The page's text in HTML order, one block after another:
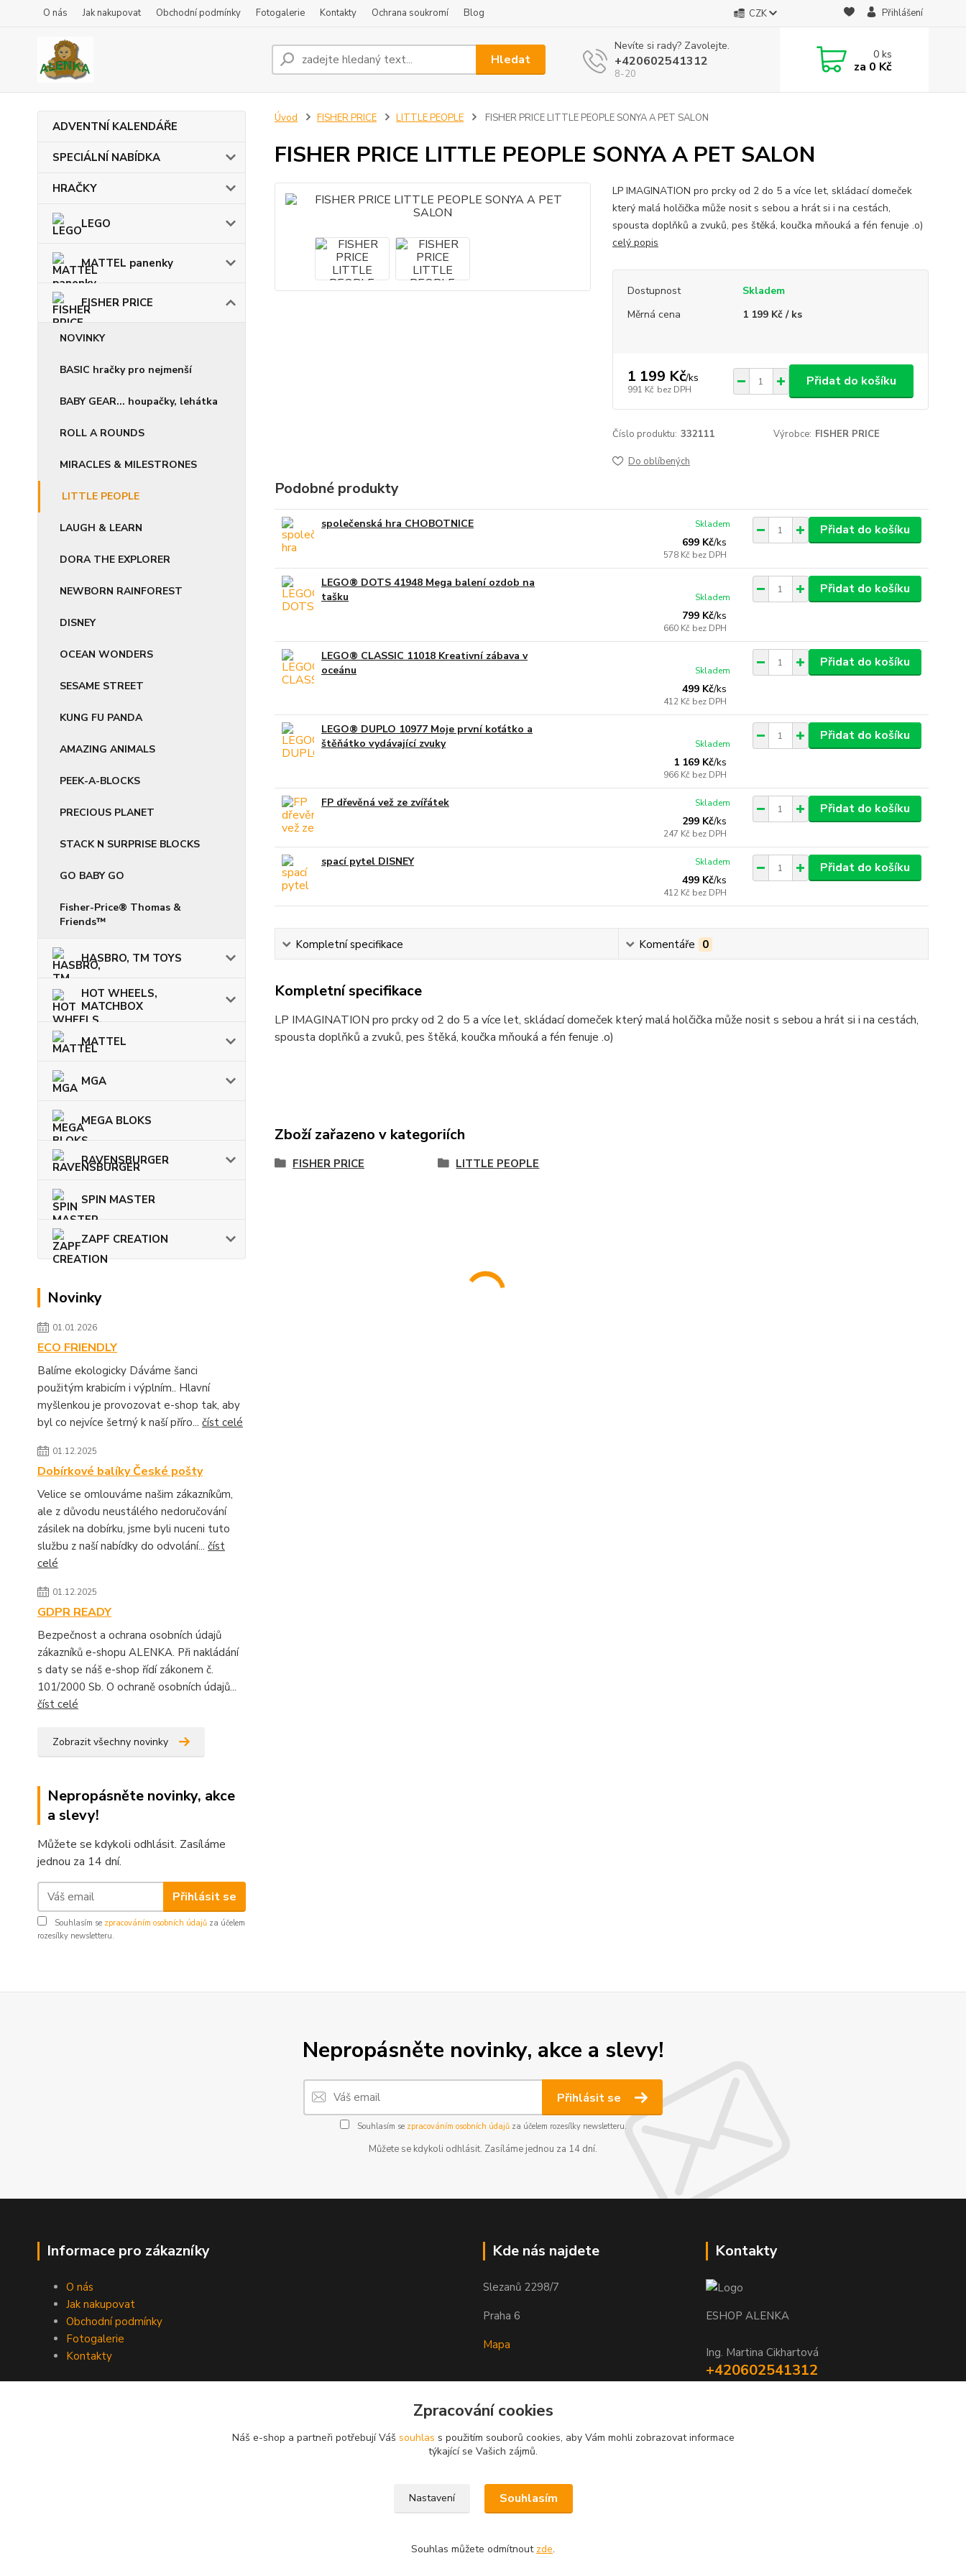
O nás Jak nakupovat Obchodní podmínky Fotogalerie Kontakty Ochrana soukromí Blog CZK Přihlášení
Hledat
Nevíte si rady? Zavolejte.
+420602541312
8-20
0ks
za 0 Kč
ADVENTNÍ KALENDÁŘE
SPECIÁLNÍ NABÍDKA
HRAČKY
LEGO
MATTEL panenky
FISHER PRICE
NOVINKY
BASIC hračky pro nejmenší
BABY GEAR... houpačky, lehátka
ROLL A ROUNDS
MIRACLES & MILESTRONES
LITTLE PEOPLE
LAUGH & LEARN
DORA THE EXPLORER
NEWBORN RAINFOREST
DISNEY
OCEAN WONDERS
SESAME STREET
KUNG FU PANDA
AMAZING ANIMALS
PEEK-A-BLOCKS
PRECIOUS PLANET
STACK N SURPRISE BLOCKS
GO BABY GO
Fisher-Price® Thomas &
Friends™
HASBRO, TM TOYS
HOT WHEELS,
MATCHBOX
MATTEL
MGA
MEGA BLOKS
RAVENSBURGER
SPIN MASTER
ZAPF CREATION
Novinky
01.01.2026
ECO FRIENDLY
Balíme ekologicky Dáváme šanci
použitým krabicím i výplním.. Hlavní
myšlenkou je provozovat e-shop tak, aby
byl co nejvíce šetrný k naší příro... číst celé
01.12.2025
Dobírkové balíky České pošty
Velice se omlouváme našim zákazníkům,
ale z důvodu neustálého nedoručování
zásilek na dobírku, jsme byli nuceni tuto
službu z naší nabídky do odvolání... číst
celé
01.12.2025
GDPR READY
Bezpečnost a ochrana osobních údajů
zákazníků e-shopu ALENKA. Při nakládání
s daty se náš e-shop řídí zákonem č.
101/2000 Sb. O ochraně osobních údajů...
číst celé
Zobrazit všechny novinky
Nepropásněte novinky, akce
a slevy!
Můžete se kdykoli odhlásit. Zasíláme
jednou za 14 dní.
Přihlásit se
Souhlasím se zpracováním osobních údajů za účelem
rozesílky newsletteru.
Úvod FISHER PRICE LITTLE PEOPLE FISHER PRICE LITTLE PEOPLE SONYA A PET SALON
FISHER PRICE LITTLE PEOPLE SONYA A PET SALON
LP IMAGINATION pro prcky od 2 do 5 a více let, skládací domeček
který malá holčička může nosit s sebou a hrát si i na cestách,
spousta doplňků a zvuků, pes štěká, koučka mňouká a fén fenuje .o)
celý popis
Dostupnost
Skladem
Měrná cena
1 199 Kč / ks
1 199 Kč/ks
991 Kč bez DPH
Přidat do košíku
Číslo produktu: 332111 Výrobce: FISHER PRICE
Do oblíbených
Podobné produkty
společenská hra CHOBOTNICE
699 Kč/ks
578 Kč bez DPH
Skladem Přidat do košíku
LEGO® DOTS 41948 Mega balení ozdob na
tašku
799 Kč/ks
660 Kč bez DPH
Skladem
Přidat do košíku
LEGO® CLASSIC 11018 Kreativní zábava v
oceánu
499 Kč/ks
412 Kč bez DPH
Skladem
Přidat do košíku
LEGO® DUPLO 10977 Moje první koťátko a
štěňátko vydávající zvuky
1 169 Kč/ks
966 Kč bez DPH
Skladem
Přidat do košíku
FP dřevěná vež ze zvířátek
299 Kč/ks
247 Kč bez DPH
Skladem Přidat do košíku
spací pytel DISNEY
499 Kč/ks
412 Kč bez DPH
Skladem Přidat do košíku
Kompletní specifikace Komentáře 0
Kompletní specifikace
LP IMAGINATION pro prcky od 2 do 5 a více let, skládací domeček který malá holčička může nosit s sebou a hrát si i na cestách,
spousta doplňků a zvuků, pes štěká, koučka mňouká a fén fenuje .o)
Zboží zařazeno v kategoriích
FISHER PRICE LITTLE PEOPLE
Nepropásněte novinky, akce a slevy!
Přihlásit se
Souhlasím se zpracováním osobních údajůza účelem rozesílky newsletteru.
Můžete se kdykoli odhlásit. Zasíláme jednou za 14 dní.
Informace pro zákazníky
O nás
Jak nakupovat
Obchodní podmínky
Fotogalerie
Kontakty
Kde nás najdete
Slezanů 2298/7
Praha 6
Mapa
Kontakty
ESHOP ALENKA
Ing. Martina Cikhartová
+420602541312
Zpracování cookies
Náš e-shop a partneři potřebují Váš souhlas s použitím souborů cookies, aby Vám mohli zobrazovat informace
týkající se Vašich zájmů.
Nastavení Souhlasím
Souhlas můžete odmítnout zde.